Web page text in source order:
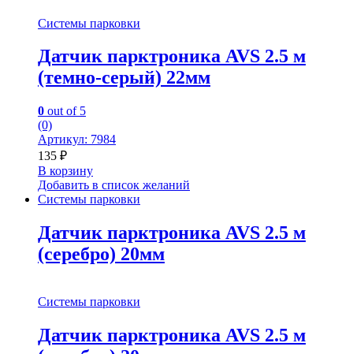
Системы парковки
Датчик парктроника AVS 2.5 м
(темно-серый) 22мм
0 out of 5
(0)
Артикул: 7984
135 ₽
В корзину
Добавить в список желаний
Системы парковки
Датчик парктроника AVS 2.5 м
(серебро) 20мм
Системы парковки
Датчик парктроника AVS 2.5 м